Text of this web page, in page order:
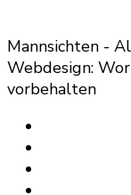
Mannsichten -
Webdesign:
vorbehalten